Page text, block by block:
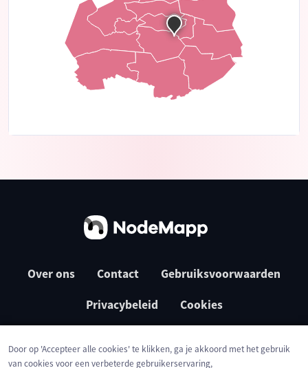
Over ons Contact Gebruiksvoorwaarden
Privacybeleid Cookies
Door op 'Accepteer alle cookies' te klikken, ga je akkoord met het gebruik
van cookies voor een verbeterde gebruikerservaring,